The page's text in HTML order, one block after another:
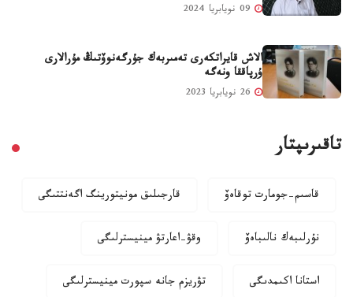
الاش قايراتكەرى تەمىربەك جۇرگەنوۆتىڭ مۇرالارى
ۇرپاققا ونەگە
تاقىرىپتار
قاسىم-جومارت توقاەۆ قارجىلىق مونيتورينگ اگەنتتىگى
نۇرلىبەك نالىباەۆ وقۋ-اعارتۋ مينيسترلىگى
استانا اكىمدىگى تۋريزم جانە سپورت مينيسترلىگى